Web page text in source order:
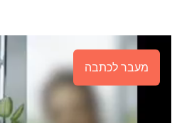
מעבר לכתבה